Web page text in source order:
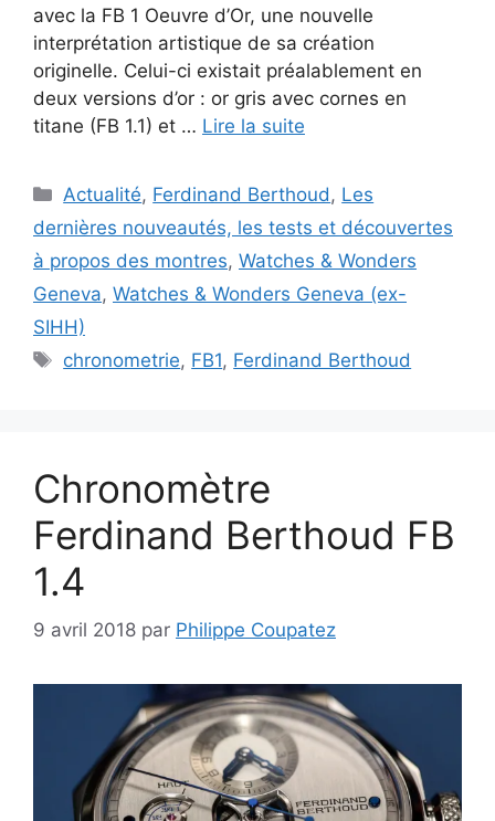
avec la FB 1 Oeuvre d’Or, une nouvelle
interprétation artistique de sa création
originelle. Celui-ci existait préalablement en
deux versions d’or : or gris avec cornes en
titane (FB 1.1) et … Lire la suite
Catégories
Actualité, Ferdinand Berthoud , Les
dernières nouveautés, les tests et découvertes
à propos des montres, Watches & Wonders
Geneva, Watches & Wonders Geneva (ex-
SIHH)
Étiquettes
chronometrie, FB1, Ferdinand Berthoud
Chronomètre
Ferdinand Berthoud FB
1.4
9 avril 2018 par Philippe Coupatez